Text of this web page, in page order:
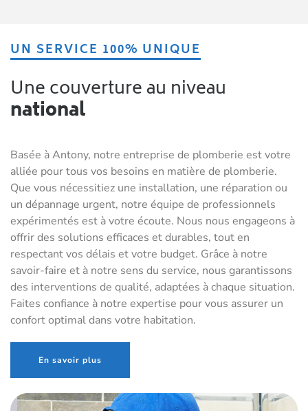
UN SERVICE 100% UNIQUE
Une couverture au niveau
national
Basée à Antony, notre entreprise de plomberie est votre
alliée pour tous vos besoins en matière de plomberie.
Que vous nécessitiez une installation, une réparation ou
un dépannage urgent, notre équipe de professionnels
expérimentés est à votre écoute. Nous nous engageons à
offrir des solutions efficaces et durables, tout en
respectant vos délais et votre budget. Grâce à notre
savoir-faire et à notre sens du service, nous garantissons
des interventions de qualité, adaptées à chaque situation.
Faites confiance à notre expertise pour vous assurer un
confort optimal dans votre habitation.
En savoir plus